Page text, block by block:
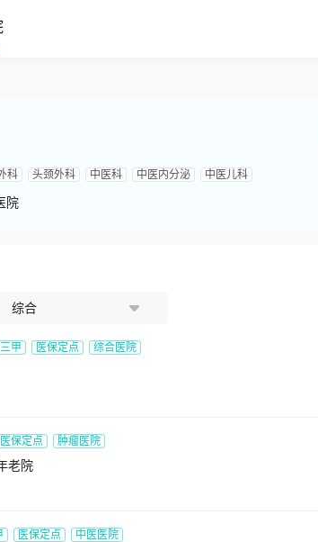
科 头颈外科 中医科 中医内分泌 中医儿科
院
综合
三甲 医保定点 综合医院
医保定点 肿瘤医院
老院
医保定点 中医医院